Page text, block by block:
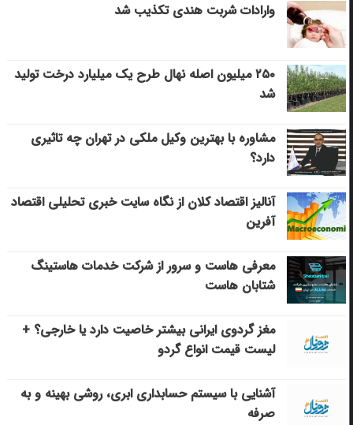
وارادات شربت هندی تکذیب شد
۲۵۰ میلیون اصله نهال طرح یک میلیارد درخت تولید
شد
مشاوره با بهترین وکیل ملکی در تهران چه تاثیری
دارد؟
آنالیز اقتصاد کلان از نگاه سایت خبری تحلیلی اقتصاد
آفرین
معرفی هاست و سرور از شرکت خدمات هاستینگ
شتابان هاست
مغز گردوی ایرانی بیشتر خاصیت دارد یا خارجی؟ +
لیست قیمت انواع گردو
آشنایی با سیستم حسابداری ابری، روشی بهینه و به
صرفه